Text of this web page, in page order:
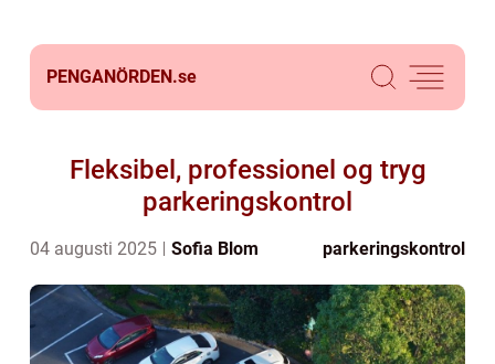
PENGANÖRDEN.se
Fleksibel, professionel og tryg
parkeringskontrol
04 augusti 2025 Sofia Blom parkeringskontrol